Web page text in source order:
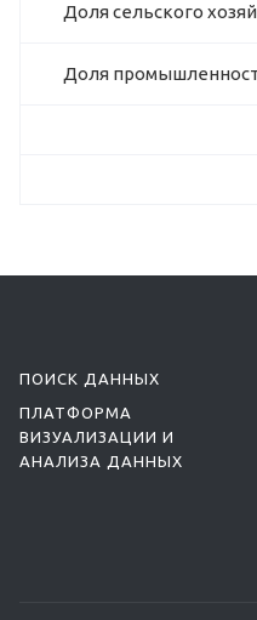
Доля сельского
Доля
ПОИСК ДАННЫХ
ПЛАТФОРМА
ВИЗУАЛИЗАЦИИ И
АНАЛИЗА ДАННЫХ